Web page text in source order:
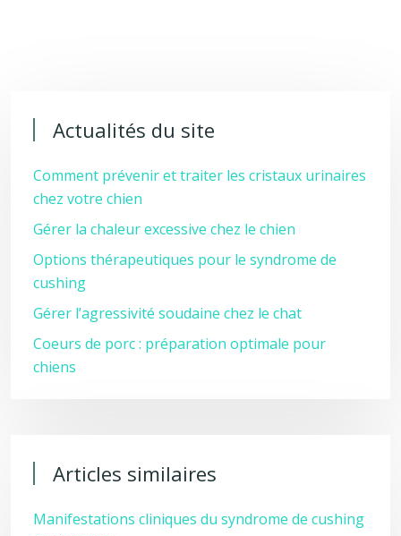
Actualités du site
Comment prévenir et traiter les cristaux urinaires
chez votre chien
Gérer la chaleur excessive chez le chien
Options thérapeutiques pour le syndrome de
cushing
Gérer l’agressivité soudaine chez le chat
Coeurs de porc : préparation optimale pour
chiens
Articles similaires
Manifestations cliniques du syndrome de cushing